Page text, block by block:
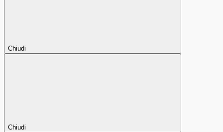
Chiudi
Chiudi